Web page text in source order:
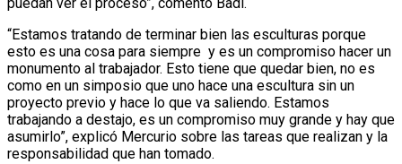
“Estamos tratando de terminar bien las esculturas porque
esto es una cosa para siempre y es un compromiso hacer un
monumento al trabajador. Esto tiene que quedar bien, no es
como en un simposio que uno hace una escultura sin un
proyecto previo y hace lo que va saliendo. Estamos
trabajando a destajo, es un compromiso muy grande y hay que
asumirlo”, explicó Mercurio sobre las tareas que realizan y la
responsabilidad que han tomado.